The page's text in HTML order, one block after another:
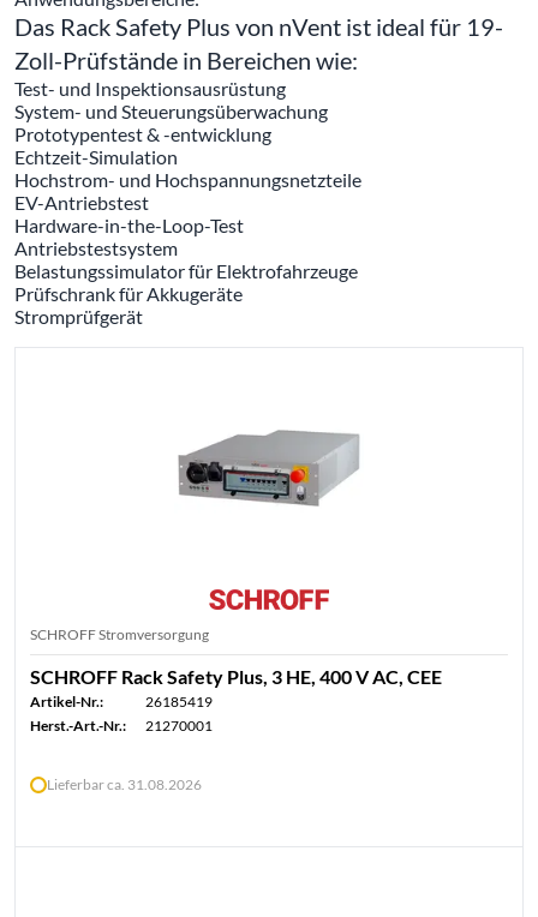
Das Rack Safety Plus von nVent ist ideal für 19-
Zoll-Prüfstände in Bereichen wie:
Test- und Inspektionsausrüstung
System- und Steuerungsüberwachung
Prototypentest & -entwicklung
Echtzeit-Simulation
Hochstrom- und Hochspannungsnetzteile
EV-Antriebstest
Hardware-in-the-Loop-Test
Antriebstestsystem
Belastungssimulator für Elektrofahrzeuge
Prüfschrank für Akkugeräte
Stromprüfgerät
SCHROFF Stromversorgung
SCHROFF Rack Safety Plus, 3 HE, 400 V AC, CEE
Artikel-Nr.:
26185419
Herst.-Art.-Nr.:
21270001
Lieferbar ca. 31.08.2026